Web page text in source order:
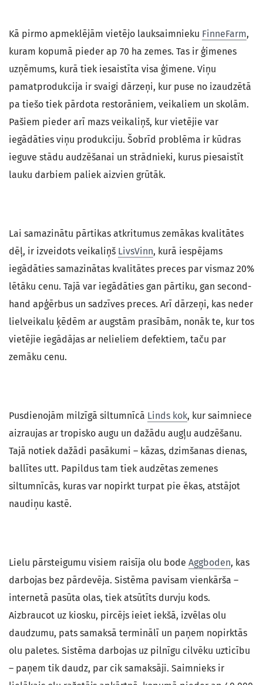
Kā pirmo apmeklējām vietējo lauksaimnieku FinneFarm,
kuram kopumā pieder ap 70 ha zemes. Tas ir ģimenes
uzņēmums, kurā tiek iesaistīta visa ģimene. Viņu
pamatprodukcija ir svaigi dārzeņi, kur puse no izaudzētā
pa tiešo tiek pārdota restorāniem, veikaliem un skolām.
Pašiem pieder arī mazs veikaliņš, kur vietējie var
iegādāties viņu produkciju. Šobrīd problēma ir kūdras
ieguve stādu audzēšanai un strādnieki, kurus piesaistīt
lauku darbiem paliek aizvien grūtāk.
Lai samazinātu pārtikas atkritumus zemākas kvalitātes
dēļ, ir izveidots veikaliņš LivsVinn, kurā iespējams
iegādāties samazinātas kvalitātes preces par vismaz 20%
lētāku cenu. Tajā var iegādāties gan pārtiku, gan second-
hand apģērbus un sadzīves preces. Arī dārzeņi, kas neder
lielveikalu ķēdēm ar augstām prasībām, nonāk te, kur tos
vietējie iegādājas ar nelieliem defektiem, taču par
zemāku cenu.
Pusdienojām milzīgā siltumnīcā Linds kok, kur saimniece
aizraujas ar tropisko augu un dažādu augļu audzēšanu.
Tajā notiek dažādi pasākumi – kāzas, dzimšanas dienas,
ballītes utt. Papildus tam tiek audzētas zemenes
siltumnīcās, kuras var nopirkt turpat pie ēkas, atstājot
naudiņu kastē.
Lielu pārsteigumu visiem raisīja olu bode Aggboden, kas
darbojas bez pārdevēja. Sistēma pavisam vienkārša –
internetā pasūta olas, tiek atsūtīts durvju kods.
Aizbraucot uz kiosku, pircējs ieiet iekšā, izvēlas olu
daudzumu, pats samaksā terminālī un paņem nopirktās
olu paletes. Sistēma darbojas uz pilnīgu cilvēku uzticību
– paņem tik daudz, par cik samaksāji. Saimnieks ir